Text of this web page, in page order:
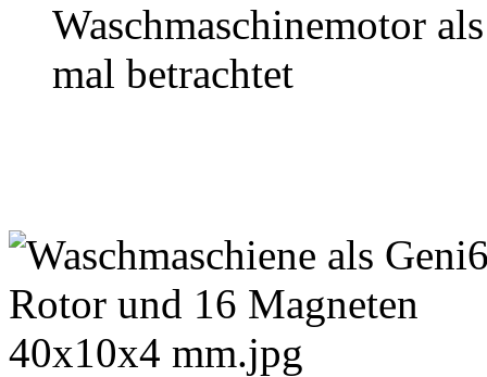
Waschmaschinemotor
mal betrachtet